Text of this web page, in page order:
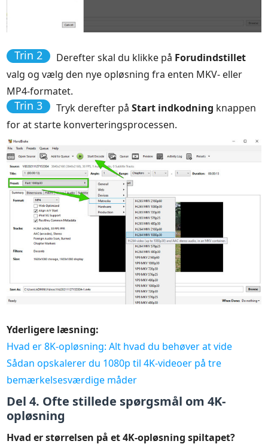
Trin 2 Derefter skal du klikke på Forudindstillet
valg og vælg den nye opløsning fra enten MKV- eller
MP4-formatet.
Trin 3 Tryk derefter påStart indkodning knappen
for at starte konverteringsprocessen.
Yderligere læsning:
Hvad er 8K-opløsning: Alt hvad du behøver at vide
Sådan opskalerer du 1080p til 4K-videoer på tre
bemærkelsesværdige måder
Del 4. Ofte stillede spørgsmål om 4K-
opløsning
Hvad er størrelsen på et 4K-opløsning spiltapet?